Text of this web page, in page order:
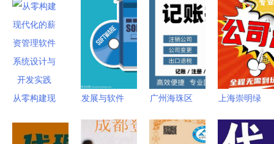
从零构建现
管理软件
发展与软件
与代办理念
广州海珠区
景指南 代
上海崇明绿
全攻略 材